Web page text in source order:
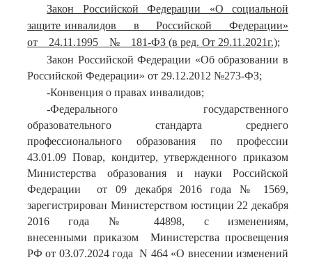
Закон Российской Федерации «О социальной
защите инвалидов в Российской Федерации»
от 24.11.1995 № 181-ФЗ (в ред. От 29.11.2021г.);
Закон Российской Федерации «Об образовании в
Российской Федерации» от 29.12.2012 №273-ФЗ;
-Конвенция о правах инвалидов;
-Федерального государственного
образовательного стандарта среднего
профессионального образования по профессии
43.01.09 Повар, кондитер, утвержденного приказом
Министерства образования и науки Российской
Федерации от 09 декабря 2016 года № 1569,
зарегистрирован Министерством юстиции 22 декабря
2016 года № 44898, с изменениям,
внесенными приказом Министерства просвещения
РФ от 03.07.2024 года N 464 «О внесении изменений